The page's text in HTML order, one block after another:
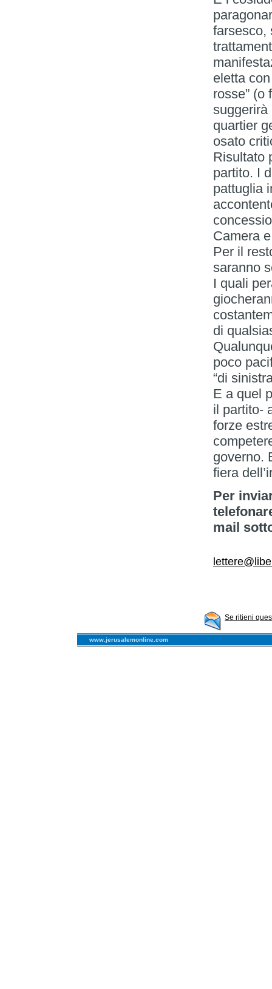
farsesco,
eletta
rosse” (o
suggerirà
quartier
osato
Risultato
partito. I
pattuglia
Camera
Per il
saranno
I quali
di
poco
“di
E a quel
il partito-
forze
governo.
fiera
Per
mail
Se ritieni
www.jerusalemonline.com